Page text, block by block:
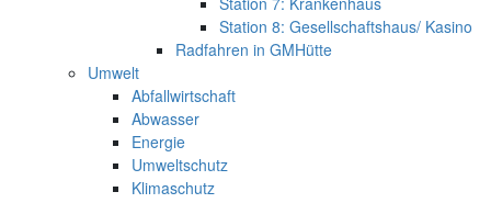
Station 8: Gesellschaftshaus/ Kasino
Radfahren in GMHütte
Umwelt
Abfallwirtschaft
Abwasser
Energie
Umweltschutz
Klimaschutz